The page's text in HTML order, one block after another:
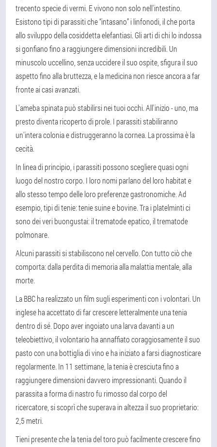
trecento specie di vermi. E vivono non solo nell'intestino.
Esistono tipi di parassiti che “intasano” i linfonodi, il che porta
allo sviluppo della cosiddetta elefantiasi. Gli arti di chi lo indossa
si gonfiano fino a raggiungere dimensioni incredibili. Un
minuscolo uccellino, senza uccidere il suo ospite, sfigura il suo
aspetto fino alla bruttezza, e la medicina non riesce ancora a far
fronte ai casi avanzati.
L'ameba spinata può stabilirsi nei tuoi occhi. All'inizio - uno, ma
presto diventa ricoperto di prole. I parassiti stabiliranno
un'intera colonia e distruggeranno la cornea. La prossima è la
cecità.
In linea di principio, i parassiti possono scegliere quasi ogni
luogo del nostro corpo. I loro nomi parlano del loro habitat e
allo stesso tempo delle loro preferenze gastronomiche. Ad
esempio, tipi di tenie: tenie suine e bovine. Tra i platelminti ci
sono dei veri buongustai: il trematode epatico, il trematode
polmonare.
Alcuni parassiti si stabiliscono nel cervello. Con tutto ciò che
comporta: dalla perdita di memoria alla malattia mentale, alla
morte.
La BBC ha realizzato un film sugli esperimenti con i volontari. Un
inglese ha accettato di far crescere letteralmente una tenia
dentro di sé. Dopo aver ingoiato una larva davanti a un
teleobiettivo, il volontario ha annaffiato coraggiosamente il suo
pasto con una bottiglia di vino e ha iniziato a farsi diagnosticare
regolarmente. In 11 settimane, la tenia è cresciuta fino a
raggiungere dimensioni davvero impressionanti. Quando il
parassita a forma di nastro fu rimosso dal corpo del
ricercatore, si scoprì che superava in altezza il suo proprietario:
2,5 metri.
Tieni presente che la tenia del toro può facilmente crescere fino